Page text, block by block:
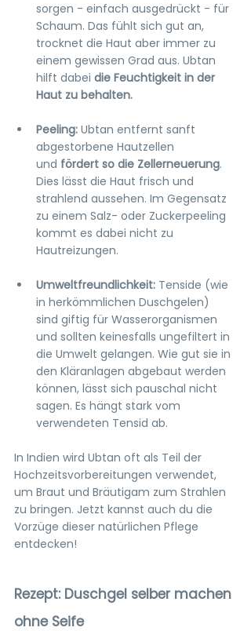
sorgen - einfach ausgedrückt - für
Schaum. Das fühlt sich gut an,
trocknet die Haut aber immer zu
einem gewissen Grad aus. Ubtan
hilft dabei die Feuchtigkeit in der
Haut zu behalten.
Peeling: Ubtan entfernt sanft
abgestorbene Hautzellen
und fördert so die Zellerneuerung.
Dies lässt die Haut frisch und
strahlend aussehen. Im Gegensatz
zu einem Salz- oder Zuckerpeeling
kommt es dabei nicht zu
Hautreizungen.
Umweltfreundlichkeit: Tenside (wie
in herkömmlichen Duschgelen)
sind giftig für Wasserorganismen
und sollten keinesfalls ungefiltert in
die Umwelt gelangen. Wie gut sie in
den Kläranlagen abgebaut werden
können, lässt sich pauschal nicht
sagen. Es hängt stark vom
verwendeten Tensid ab.
In Indien wird Ubtan oft als Teil der
Hochzeitsvorbereitungen verwendet,
um Braut und Bräutigam zum Strahlen
zu bringen. Jetzt kannst auch du die
Vorzüge dieser natürlichen Pflege
entdecken!
Rezept: Duschgel selber machen
ohne Seife